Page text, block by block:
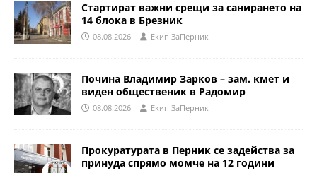
Стартират важни срещи за санирането на
14 блока в Брезник
08.08.2026 Eкип ЗаПерник
Почина Владимир Зарков – зам. кмет и
виден общественик в Радомир
08.08.2026 Eкип ЗаПерник
Прокуратурата в Перник се задейства за
принуда спрямо момче на 12 години